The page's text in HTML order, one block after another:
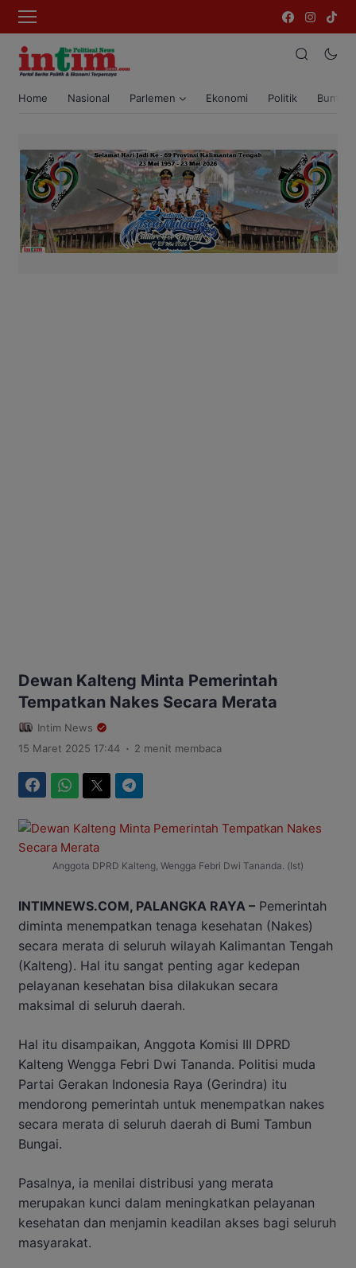
Home Nasional Parlemen Ekonomi Politik Bumi
Dewan Kalteng Minta Pemerintah
Tempatkan Nakes Secara Merata
Intim News
15 Maret 2025 17:44 . 2 menit membaca
Anggota DPRD Kalteng, Wengga Febri Dwi Tananda. (Ist)
INTIMNEWS.COM, PALANGKA RAYA – Pemerintah
diminta menempatkan tenaga kesehatan (Nakes)
secara merata di seluruh wilayah Kalimantan Tengah
(Kalteng). Hal itu sangat penting agar kedepan
pelayanan kesehatan bisa dilakukan secara
maksimal di seluruh daerah.
Hal itu disampaikan, Anggota Komisi III DPRD
Kalteng Wengga Febri Dwi Tananda. Politisi muda
Partai Gerakan Indonesia Raya (Gerindra) itu
mendorong pemerintah untuk menempatkan nakes
secara merata di seluruh daerah di Bumi Tambun
Bungai.
Pasalnya, ia menilai distribusi yang merata
merupakan kunci dalam meningkatkan pelayanan
kesehatan dan menjamin keadilan akses bagi seluruh
masyarakat.